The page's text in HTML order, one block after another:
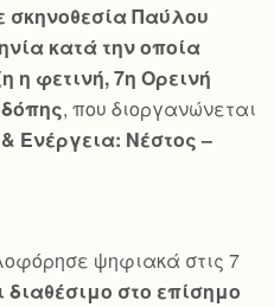
σκηνοθεσία Παύλου
κατά την οποία
η φετινή, 7η Ορεινή
, που διοργανώνεται
Ενέργεια: Νέστος –
ψηφιακά στις 7
διαθέσιμο στο επίσημο